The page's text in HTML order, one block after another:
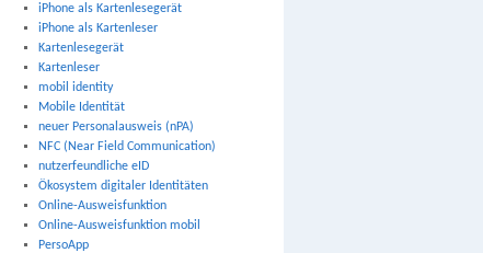
iPhone als Kartenlesegerät
iPhone als Kartenleser
Kartenlesegerät
Kartenleser
mobil identity
Mobile Identität
neuer Personalausweis (nPA)
NFC (Near Field Communication)
nutzerfeundliche eID
Ökosystem digitaler Identitäten
Online-Ausweisfunktion
Online-Ausweisfunktion mobil
PersoApp